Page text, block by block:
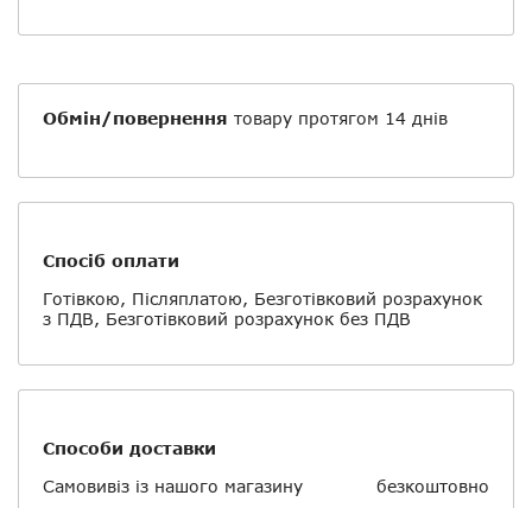
Обмін/повернення товару протягом 14 днів
Спосіб оплати
Готівкою, Післяплатою, Безготівковий розрахунок
з ПДВ, Безготівковий розрахунок без ПДВ
Способи доставки
Самовивіз із нашого магазину
безкоштовно